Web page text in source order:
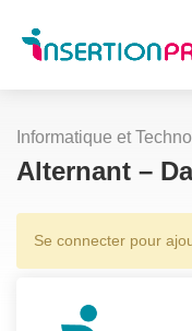
Informatique et
Alternant –
Se connecter pour